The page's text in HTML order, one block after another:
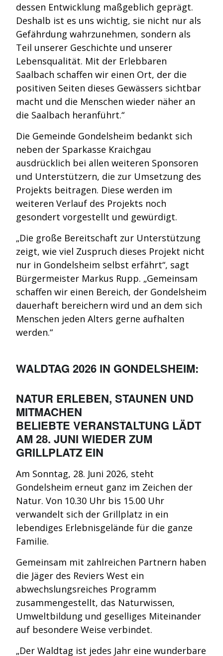
dessen Entwicklung maßgeblich geprägt.
Deshalb ist es uns wichtig, sie nicht nur als
Gefährdung wahrzunehmen, sondern als
Teil unserer Geschichte und unserer
Lebensqualität. Mit der Erlebbaren
Saalbach schaffen wir einen Ort, der die
positiven Seiten dieses Gewässers sichtbar
macht und die Menschen wieder näher an
die Saalbach heranführt.“
Die Gemeinde Gondelsheim bedankt sich
neben der Sparkasse Kraichgau
ausdrücklich bei allen weiteren Sponsoren
und Unterstützern, die zur Umsetzung des
Projekts beitragen. Diese werden im
weiteren Verlauf des Projekts noch
gesondert vorgestellt und gewürdigt.
„Die große Bereitschaft zur Unterstützung
zeigt, wie viel Zuspruch dieses Projekt nicht
nur in Gondelsheim selbst erfährt“, sagt
Bürgermeister Markus Rupp. „Gemeinsam
schaffen wir einen Bereich, der Gondelsheim
dauerhaft bereichern wird und an dem sich
Menschen jeden Alters gerne aufhalten
werden.“
WALDTAG 2026 IN GONDELSHEIM:
NATUR ERLEBEN, STAUNEN UND
MITMACHEN
BELIEBTE VERANSTALTUNG LÄDT
AM 28. JUNI WIEDER ZUM
GRILLPLATZ EIN
Am Sonntag, 28. Juni 2026, steht
Gondelsheim erneut ganz im Zeichen der
Natur. Von 10.30 Uhr bis 15.00 Uhr
verwandelt sich der Grillplatz in ein
lebendiges Erlebnisgelände für die ganze
Familie.
Gemeinsam mit zahlreichen Partnern haben
die Jäger des Reviers West ein
abwechslungsreiches Programm
zusammengestellt, das Naturwissen,
Umweltbildung und geselliges Miteinander
auf besondere Weise verbindet.
„Der Waldtag ist jedes Jahr eine wunderbare